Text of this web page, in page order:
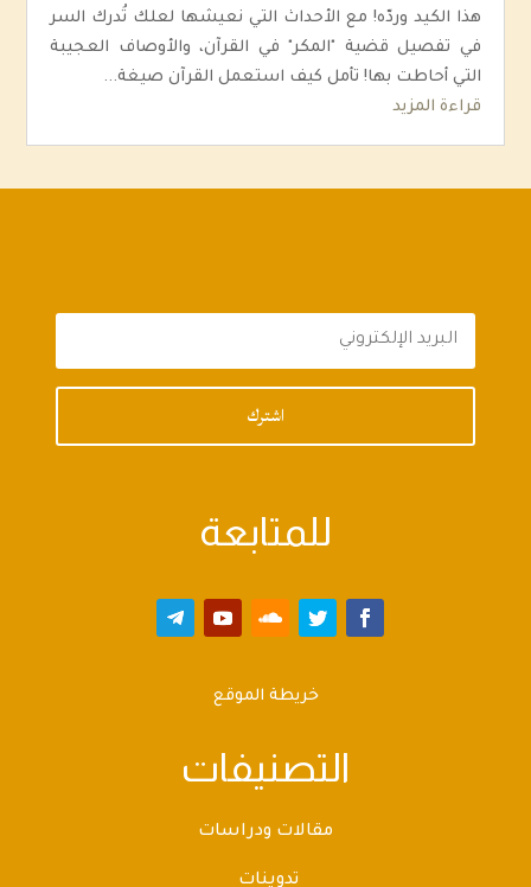
هذا الكيد وردّه! مع الأحداث التي نعيشها لعلك تُدرك السر
في تفصيل قضية "المكر" في القرآن، والأوصاف العجيبة
التي أحاطت بها! تأمل كيف استعمل القرآن صيغة...
قراءة المزيد
اشترك
للمتابعة
خريطة الموقع
التصنيفات
مقالات ودراسات
تدوينات